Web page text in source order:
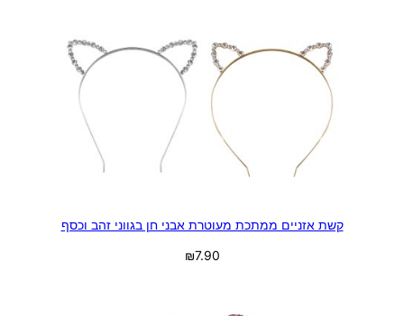
קשת אזניים ממתכת מעוטרת אבני חן בגווני זהב וכסף
₪7.90